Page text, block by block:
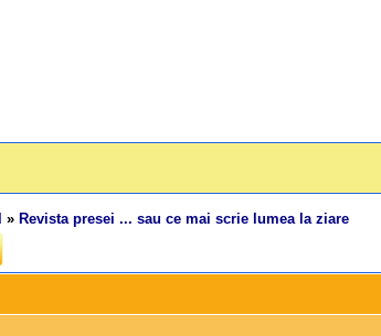
» Revista presei ... sau ce mai scrie lumea la ziare